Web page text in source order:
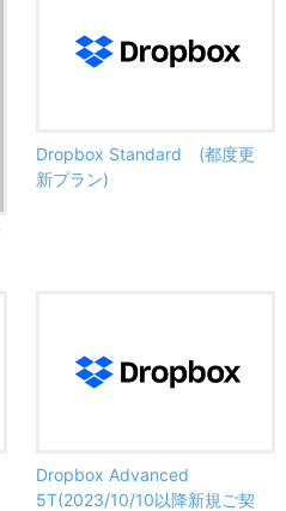
Dropbox Standard (都度更
新プラン)
Dropbox Advanced
5T(2023/10/10以降新規ご契